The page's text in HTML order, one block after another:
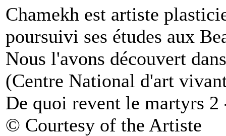
Chamekh est artiste
poursuivi ses études aux
Nous l'avons découvert
(Centre National d'art
De quoi revent le martyrs 2
© Courtesy of the Artiste